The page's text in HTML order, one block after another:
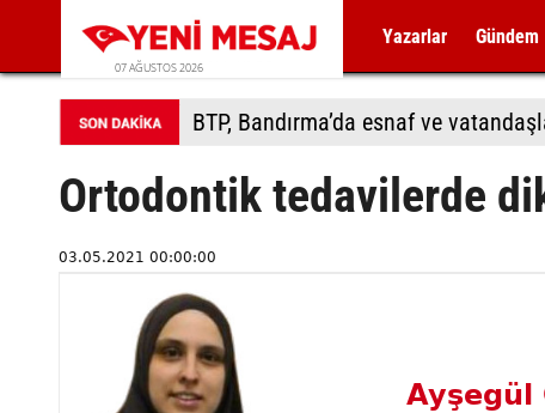
07 AĞUSTOS 2026
Yazarlar Gündem
BTP, Bandırma’da esnaf ve
Ortodontik tedavilerde
03.05.2021 00:00:00
Ayşegül